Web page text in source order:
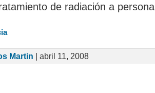
de radiación a
Martin | abril 11, 2008